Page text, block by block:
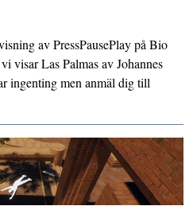
av PressPausePlay på Bio
visar Las Palmas av Johannes
ingenting men anmäl dig till